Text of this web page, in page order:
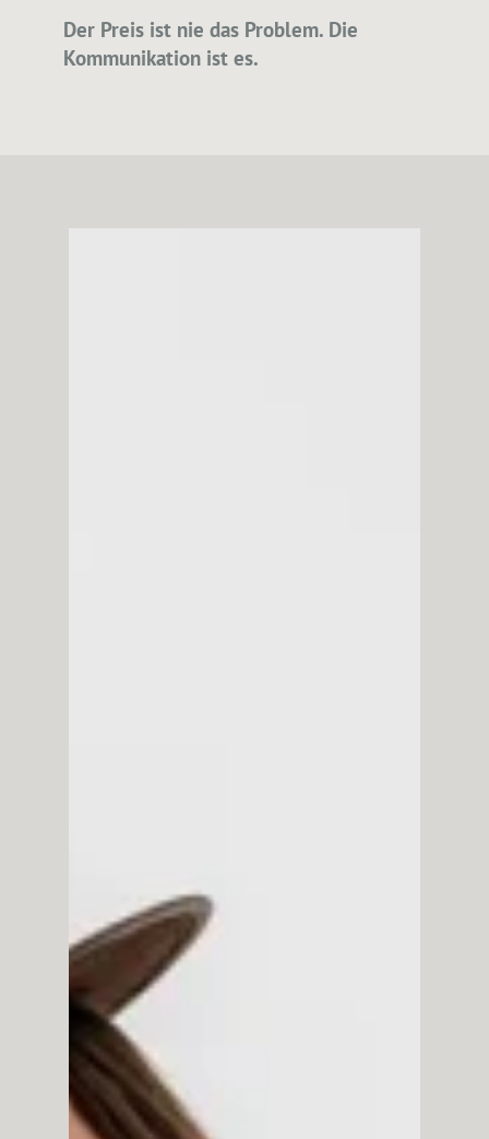
Der Preis ist nie das Problem. Die
Kommunikation ist es.